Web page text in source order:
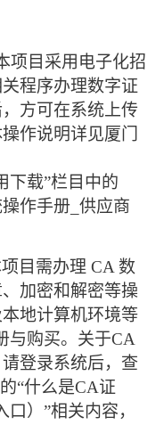
项目采用电子化招
程序办理数字证
方可在系统上传
作说明详见厦门
下载”栏目中的
操作手册 供应商
目需办理 CA 数
加密和解密等操
地计算机环境等
与购买。关于CA
登录系统后，查
“什么是CA证
）”相关内容，